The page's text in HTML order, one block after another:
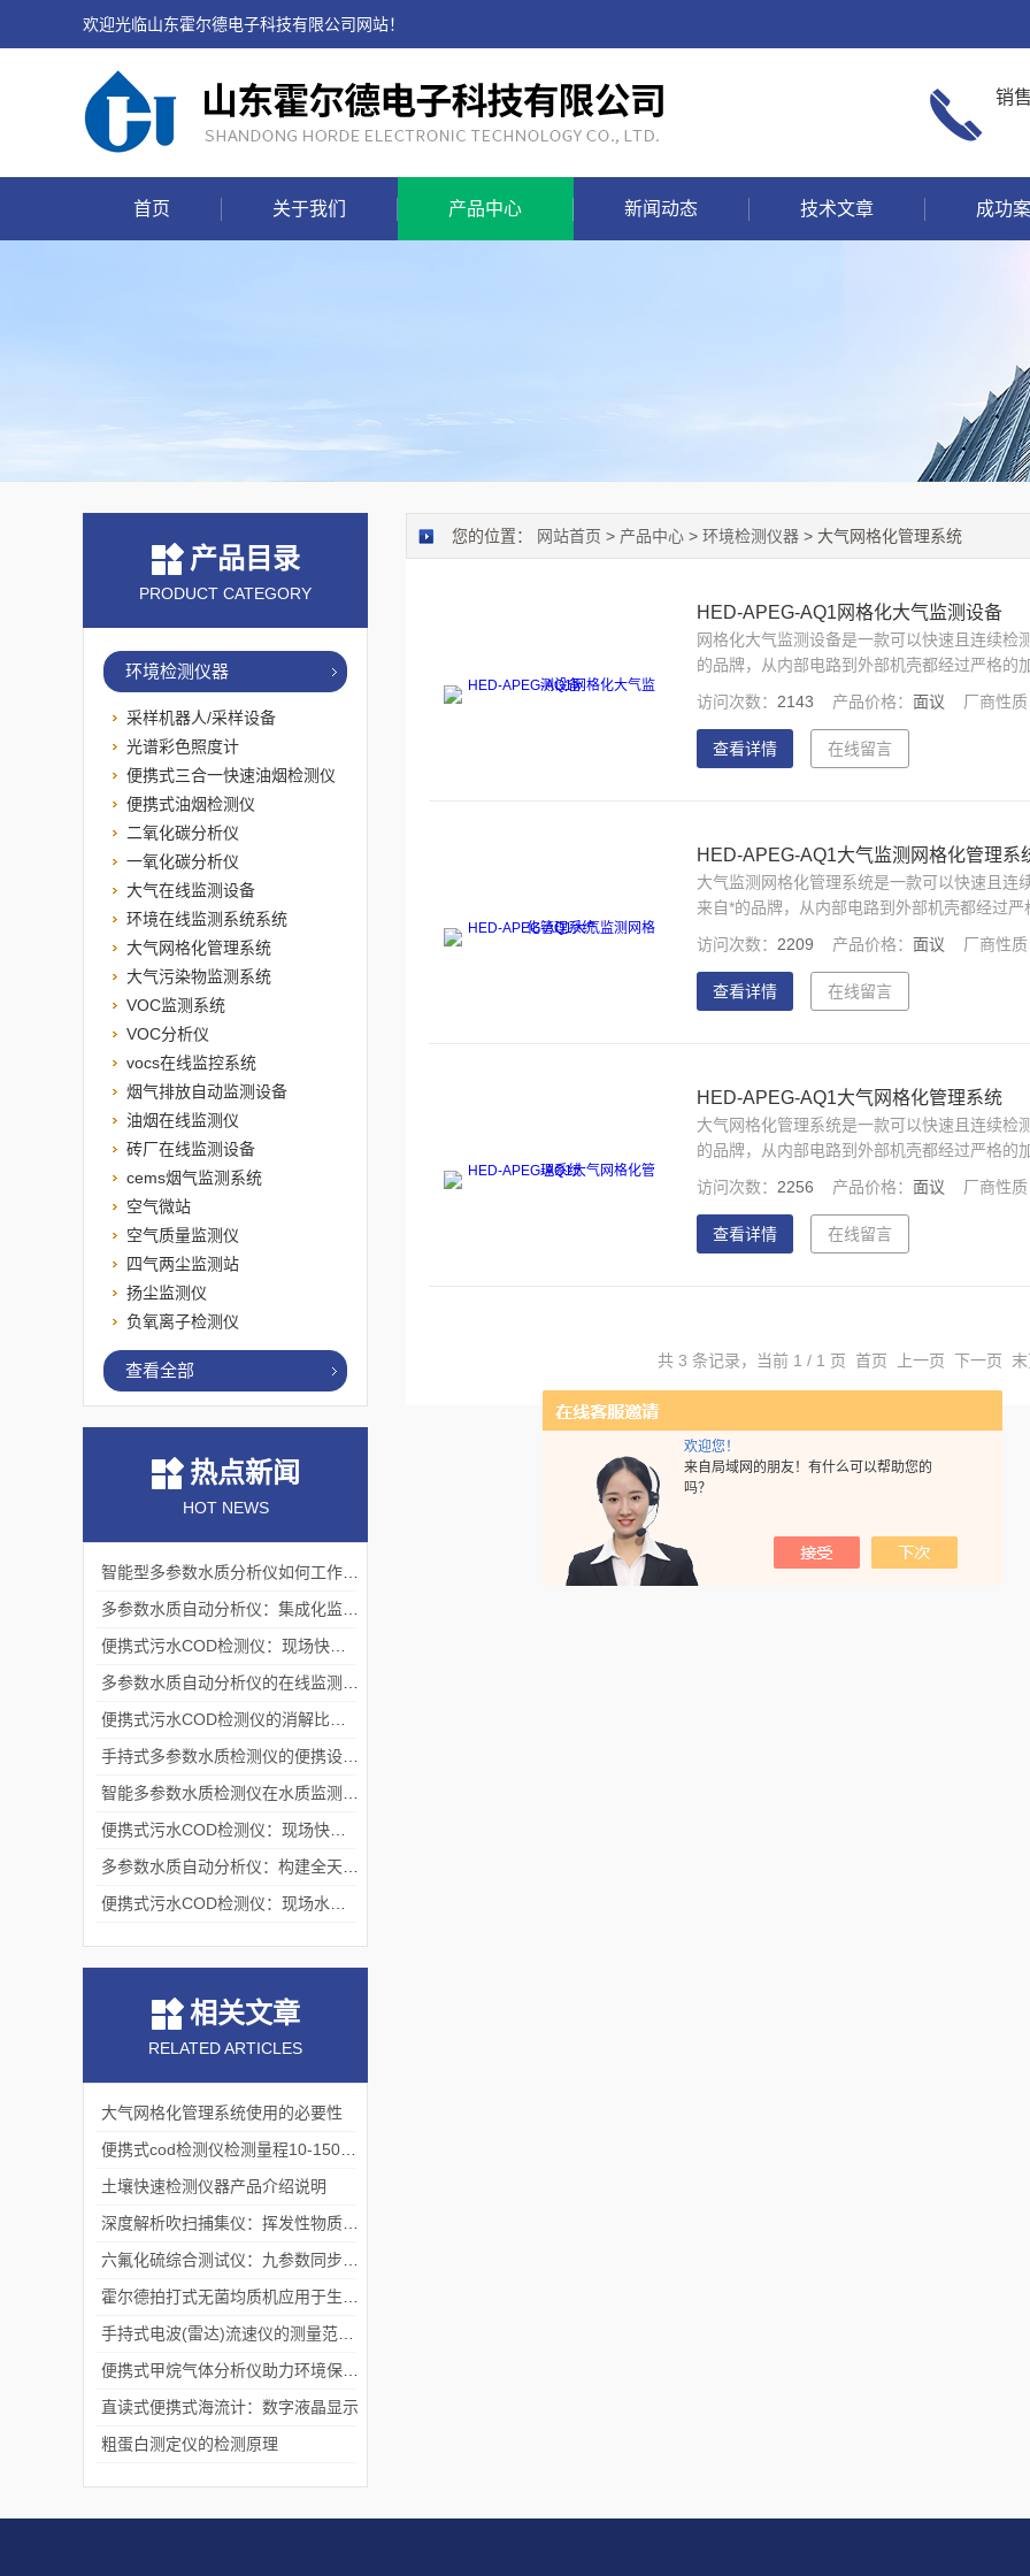
欢迎您！
来自局域网的朋友！有什么可以帮助您的
吗？
欢迎光临山东霍尔德电子科技有限公司网站！
销
首页 关于我们 产品中心 新闻动态 技术文章 成功
产品目录
PRODUCT CATEGORY
环境检测仪器
采样机器人/采样设备
光谱彩色照度计
便携式三合一快速油烟检测仪
便携式油烟检测仪
二氧化碳分析仪
一氧化碳分析仪
大气在线监测设备
环境在线监测系统系统
大气网格化管理系统
大气污染物监测系统
VOC监测系统
VOC分析仪
vocs在线监控系统
烟气排放自动监测设备
油烟在线监测仪
砖厂在线监测设备
cems烟气监测系统
空气微站
空气质量监测仪
四气两尘监测站
扬尘监测仪
负氧离子检测仪
查看全部
热点新闻
HOT NEWS
相关文章
RELATED ARTICLES
大气网格化管理系统使用的必要性
土壤快速检测仪器产品介绍说明
直读式便携式海流计：数字液晶显示
粗蛋白测定仪的检测原理
您的位置： 网站首页 > 产品中心 > 环境检测仪器 > 大气网格化管理系统
HED-APEG-AQ1网格化大气监测设备
网格化大气监测设备是一款可以快速且连续
的品牌，从内部电路到外部机壳都经过严格的
等方面都处于水平；经国家空气质量管理局
为您带来不一样的体验
访问次数： 2143 产品价格：面议 厂商性质
查看详情 在线留言
HED-APEG-AQ1大气监测网格化管理系
大气监测网格化管理系统是一款可以快速且连
来自*的品牌，从内部电路到外部机壳都经过
精度等方面都处于水平；经国家空气质量管理
必将为您带来不一样的体验
访问次数： 2209 产品价格：面议 厂商性质
查看详情 在线留言
HED-APEG-AQ1大气网格化管理系统
大气网格化管理系统是一款可以快速且连续检
的品牌，从内部电路到外部机壳都经过严格的
等方面都处于水平；经国家空气质量管理局
为您带来不一样的体验
访问次数： 2256 产品价格：面议 厂商性质
查看详情 在线留言
共 3 条记录，当前 1 / 1 页 首页 上一页 下一页